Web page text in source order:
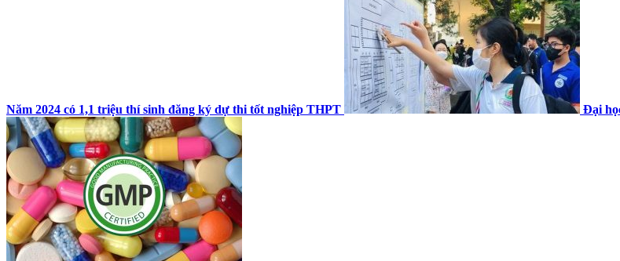
Năm 2024 có 1,1 triệu thí sinh đăng ký dự thi tốt nghiệp THPT Đại